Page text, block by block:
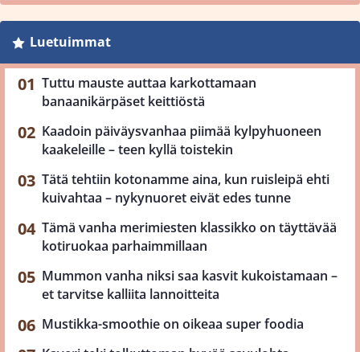
Luetuimmat
Tuttu mauste auttaa karkottamaan
banaanikärpäset keittiöstä
Kaadoin päiväysvanhaa piimää kylpyhuoneen
kaakeleille – teen kyllä toistekin
Tätä tehtiin kotonamme aina, kun ruisleipä ehti
kuivahtaa – nykynuoret eivät edes tunne
Tämä vanha merimiesten klassikko on täyttävää
kotiruokaa parhaimmillaan
Mummon vanha niksi saa kasvit kukoistamaan –
et tarvitse kalliita lannoitteita
Mustikka-smoothie on oikeaa super foodia